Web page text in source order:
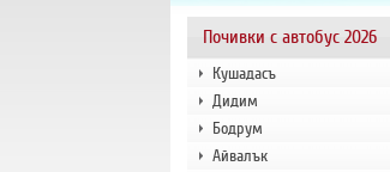
Почивки с автобус 2026
Кушадасъ
Дидим
Бодрум
Айвалък